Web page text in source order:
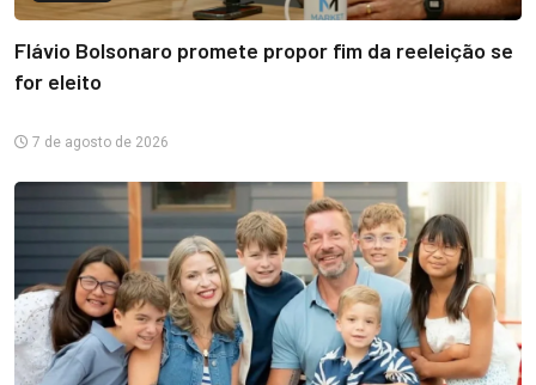
Flávio Bolsonaro promete propor fim da reeleição se
for eleito
7 de agosto de 2026